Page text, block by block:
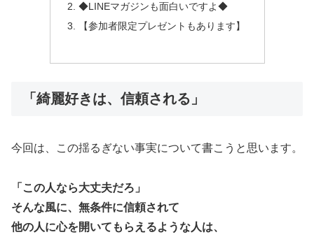
◆LINEマガジンも面白いですよ◆
【参加者限定プレゼントもあります】
「綺麗好きは、信頼される」
今回は、この揺るぎない事実について書こうと思います。
「この人なら大丈夫だろ」
そんな風に、無条件に信頼されて
他の人に心を開いてもらえるような人は、